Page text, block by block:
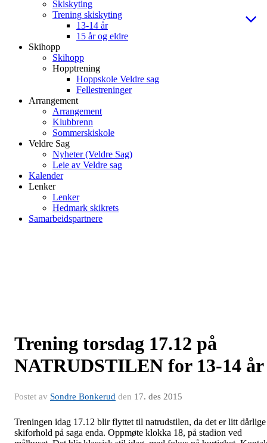
Skiskyting
Trening skiskyting
13-14 år
15 år og eldre
Skihopp
Skihopp
Hopptrening
Hoppskole Veldre sag
Fellestreninger
Arrangement
Arrangement
Klubbrenn
Sommerskiskole
Veldre Sag
Nyheter (Veldre Sag)
Leie av Veldre sag
Kalender
Lenker
Lenker
Hedmark skikrets
Samarbeidspartnere
Trening torsdag 17.12 på
NATRUDSTILEN for 13-14 år
Postet av Sondre Bonkerud den 17. des 2015
Treningen idag 17.12 blir flyttet til natrudstilen, da det er litt dårlige
skiforhold på saga enda. Oppmøte klokka 18, på stadion ved